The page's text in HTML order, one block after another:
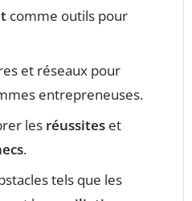
comme outils pour
et réseaux pour
entrepreneuses.
les réussites et
.
tels que les